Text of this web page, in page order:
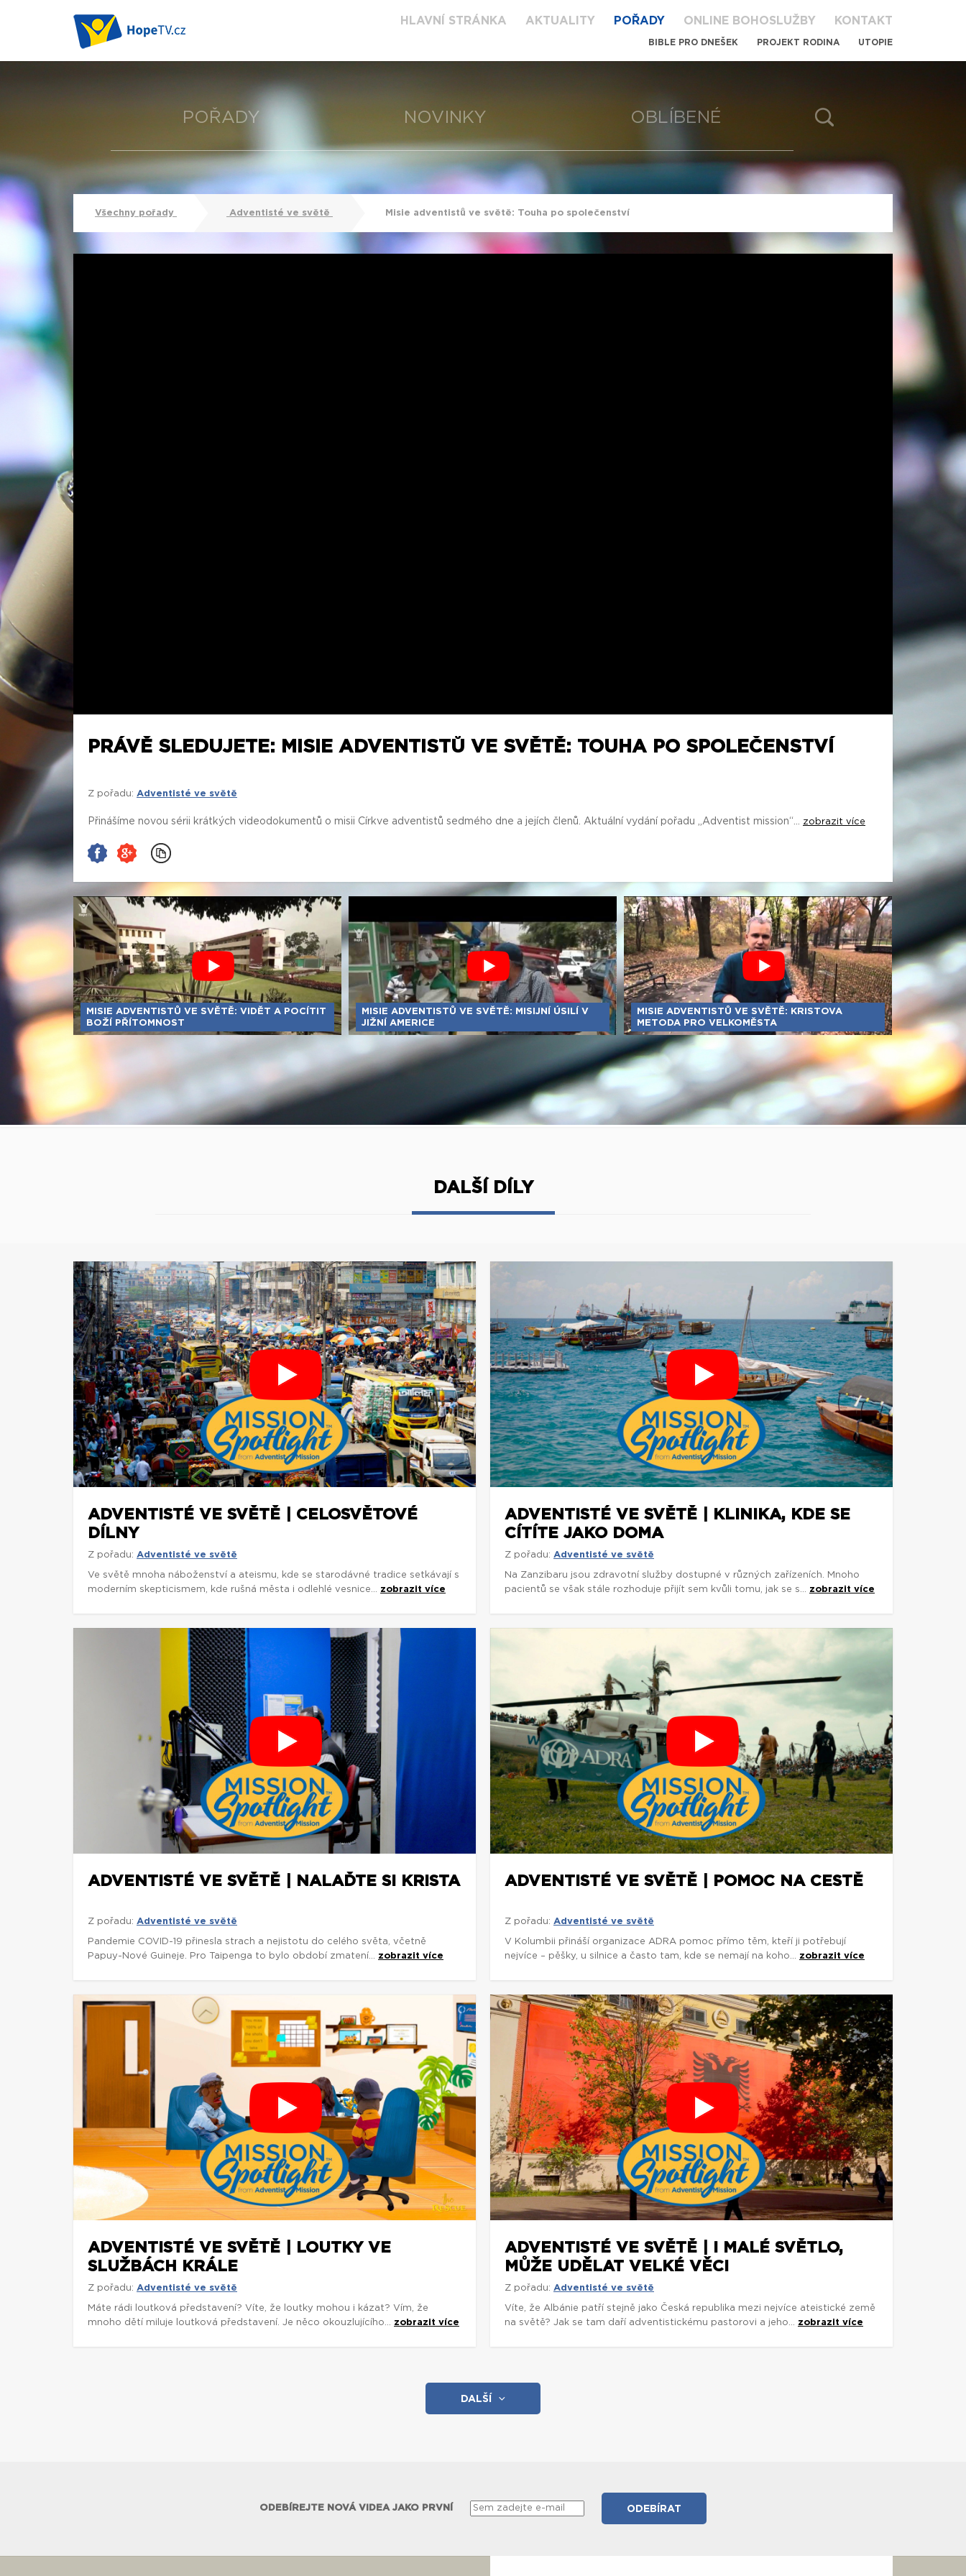
HLAVNÍ STRÁNKA AKTUALITY POŘADY ONLINE BOHOSLUŽBY KONTAKT
BIBLE PRO DNEŠEK PROJEKT RODINA UTOPIE
POŘADY NOVINKY OBLÍBENÉ
Všechny pořady Adventisté ve světě Misie adventistů ve světě: Touha po společenství
PRÁVĚ SLEDUJETE: MISIE ADVENTISTŮ VE SVĚTĚ: TOUHA PO SPOLEČENSTVÍ
Z pořadu: Adventisté ve světě
Přinášíme novou sérii krátkých videodokumentů o misii Církve adventistů sedmého dne a jejích členů. Aktuální vydání pořadu „Adventist mission“... zobrazit více
MISIE ADVENTISTŮ VE SVĚTĚ: VIDĚT A POCÍTIT
BOŽÍ PŘÍTOMNOST
MISIE ADVENTISTŮ VE SVĚTĚ: MISIJNÍ ÚSILÍ V
JIŽNÍ AMERICE
MISIE ADVENTISTŮ VE SVĚTĚ: KRISTOVA
METODA PRO VELKOMĚSTA
DALŠÍ DÍLY
ADVENTISTÉ VE SVĚTĚ | CELOSVĚTOVÉ
DÍLNY
Z pořadu: Adventisté ve světě
Ve světě mnoha náboženství a ateismu, kde se starodávné tradice setkávají s
moderním skepticismem, kde rušná města i odlehlé vesnice... zobrazit více
ADVENTISTÉ VE SVĚTĚ | KLINIKA, KDE SE
CÍTÍTE JAKO DOMA
Z pořadu: Adventisté ve světě
Na Zanzibaru jsou zdravotní služby dostupné v různých zařízeních. Mnoho
pacientů se však stále rozhoduje přijít sem kvůli tomu, jak se s... zobrazit více
ADVENTISTÉ VE SVĚTĚ | NALAĎTE SI KRISTA
Z pořadu: Adventisté ve světě
Pandemie COVID-19 přinesla strach a nejistotu do celého světa, včetně
Papuy-Nové Guineje. Pro Taipenga to bylo období zmatení... zobrazit více
ADVENTISTÉ VE SVĚTĚ | POMOC NA CESTĚ
Z pořadu: Adventisté ve světě
V Kolumbii přináší organizace ADRA pomoc přímo těm, kteří ji potřebují
nejvíce – pěšky, u silnice a často tam, kde se nemají na koho... zobrazit více
ADVENTISTÉ VE SVĚTĚ | LOUTKY VE
SLUŽBÁCH KRÁLE
Z pořadu: Adventisté ve světě
Máte rádi loutková představení? Víte, že loutky mohou i kázat? Vím, že
mnoho dětí miluje loutková představení. Je něco okouzlujícího... zobrazit více
ADVENTISTÉ VE SVĚTĚ | I MALÉ SVĚTLO,
MŮŽE UDĚLAT VELKÉ VĚCI
Z pořadu: Adventisté ve světě
Víte, že Albánie patří stejně jako Česká republika mezi nejvíce ateistické země
na světě? Jak se tam daří adventistickému pastorovi a jeho... zobrazit více
DALŠÍ
ODEBÍREJTE NOVÁ VIDEA JAKO PRVNÍ